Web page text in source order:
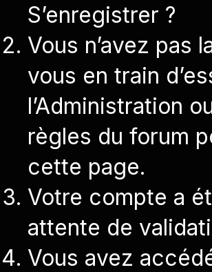
S’enregistrer ?
Vous n’avez pas
vous en train
l’Administration
règles du forum
cette page.
Votre compte a
attente de
Vous avez